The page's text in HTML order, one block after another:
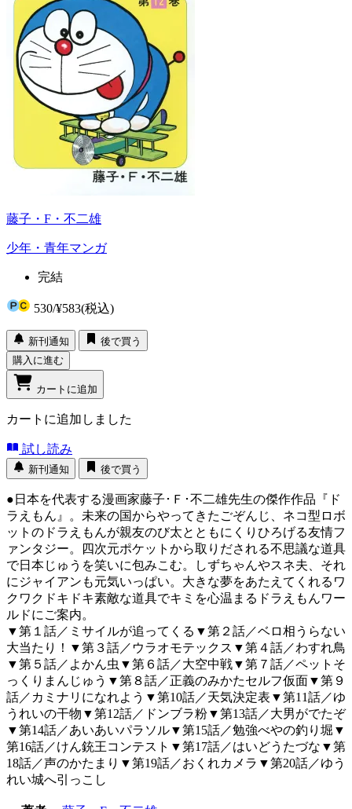
藤子・F・不二雄
少年・青年マンガ
完結
530/¥583(税込)
新刊通知
後で買う
購入に進む
カートに追加
カートに追加しました
試し読み
新刊通知 後で買う
●日本を代表する漫画家藤子･Ｆ･不二雄先生の傑作作品『ド
ラえもん』。未来の国からやってきたごぞんじ、ネコ型ロボ
ットのドラえもんが親友のび太とともにくりひろげる友情フ
ァンタジー。四次元ポケットから取りだされる不思議な道具
で日本じゅうを笑いに包みこむ。しずちゃんやスネ夫、それ
にジャイアンも元気いっぱい。大きな夢をあたえてくれるワ
クワクドキドキ素敵な道具でキミを心温まるドラえもんワー
ルドにご案内。
▼第１話／ミサイルが追ってくる▼第２話／ベロ相うらない
大当たり！▼第３話／ウラオモテックス▼第４話／わすれ鳥
▼第５話／よかん虫▼第６話／大空中戦▼第７話／ペットそ
っくりまんじゅう▼第８話／正義のみかたセルフ仮面▼第９
話／カミナリになれよう▼第10話／天気決定表▼第11話／ゆ
うれいの干物▼第12話／ドンブラ粉▼第13話／大男がでたぞ
▼第14話／あいあいパラソル▼第15話／勉強べやの釣り堀▼
第16話／けん銃王コンテスト▼第17話／はいどうたづな▼第
18話／声のかたまり▼第19話／おくれカメラ▼第20話／ゆう
れい城へ引っこし